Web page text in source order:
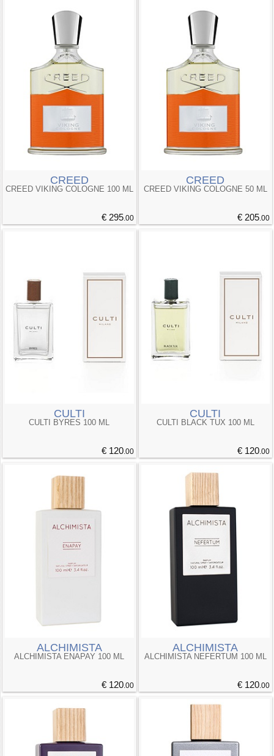
CREED
CREED VIKING COLOGNE 100 ML
€ 295.00
CREED
CREED VIKING COLOGNE 50 ML
€ 205.00
CULTI
CULTI BYRES 100 ML
€ 120.00
CULTI
CULTI BLACK TUX 100 ML
€ 120.00
ALCHIMISTA
ALCHIMISTA ENAPAY 100 ML
€ 120.00
ALCHIMISTA
ALCHIMISTA NEFERTUM 100 ML
€ 120 .00